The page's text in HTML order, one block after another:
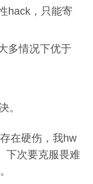
hack，只能寄
多情况下优于
。
在硬伤，我hw
下次要克服畏难